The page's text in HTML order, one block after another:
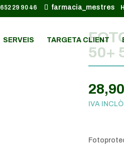
652 29 90 46 farmacia_mestres
SERVEIS TARGETA CLIENT
50+
28,90
IVA